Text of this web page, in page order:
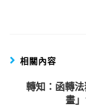
相關內容
轉知：函轉
畫